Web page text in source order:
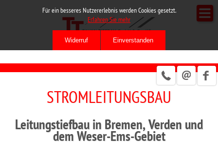
Für ein besseres Nutzererlebnis werden Cookies gesetzt.
Erfahren Sie mehr
STROMLEITUNGSBAU
Leitungstiefbau in Bremen, Verden und
dem Weser-Ems-Gebiet